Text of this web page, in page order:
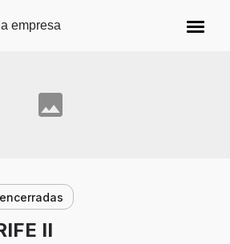
principal
empresa
II